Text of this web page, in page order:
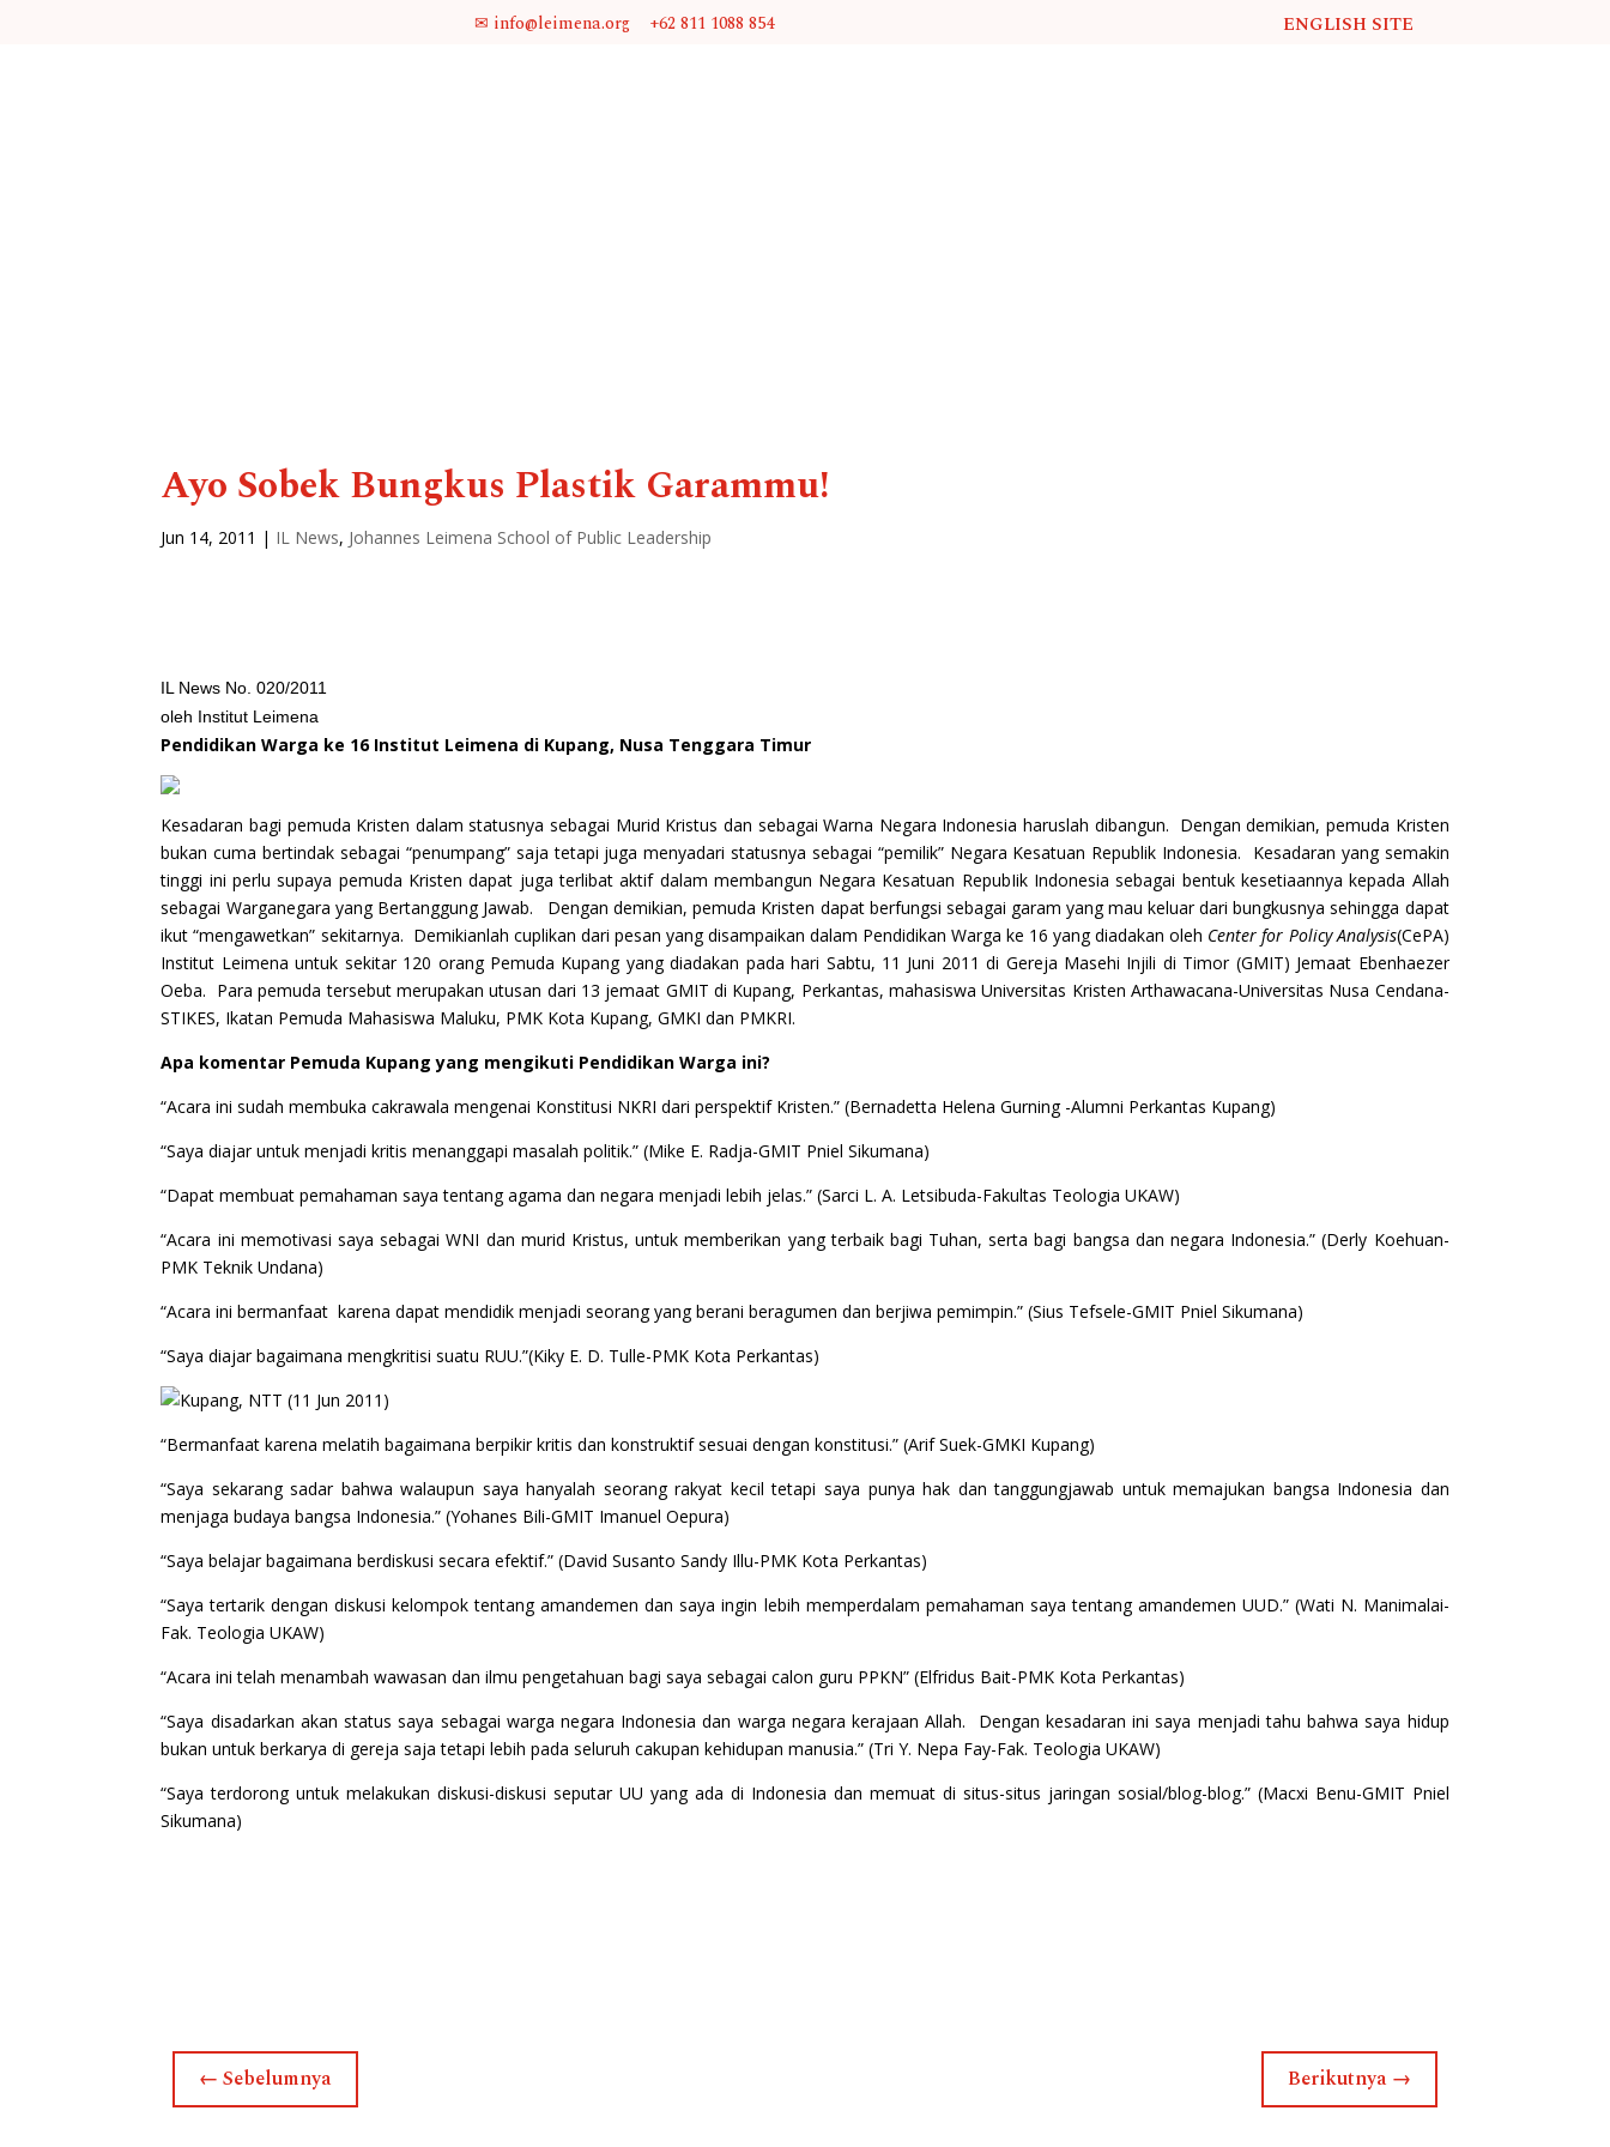
✉ info@leimena.org +62 811 1088 854 ENGLISH SITE
Ayo Sobek Bungkus Plastik Garammu!
Jun 14, 2011 | IL News, Johannes Leimena School of Public Leadership
IL News No. 020/2011
oleh Institut Leimena
Pendidikan Warga ke 16 Institut Leimena di Kupang, Nusa Tenggara Timur
Kesadaran bagi pemuda Kristen dalam statusnya sebagai Murid Kristus dan sebagai Warna Negara Indonesia haruslah dibangun. Dengan demikian, pemuda Kristen
bukan cuma bertindak sebagai “penumpang” saja tetapi juga menyadari statusnya sebagai “pemilik” Negara Kesatuan Republik Indonesia. Kesadaran yang semakin
tinggi ini perlu supaya pemuda Kristen dapat juga terlibat aktif dalam membangun Negara Kesatuan RepubIik Indonesia sebagai bentuk kesetiaannya kepada Allah
sebagai Warganegara yang Bertanggung Jawab. Dengan demikian, pemuda Kristen dapat berfungsi sebagai garam yang mau keluar dari bungkusnya sehingga dapat
ikut “mengawetkan” sekitarnya. Demikianlah cuplikan dari pesan yang disampaikan dalam Pendidikan Warga ke 16 yang diadakan oleh Center for Policy Analysis(CePA)
Institut Leimena untuk sekitar 120 orang Pemuda Kupang yang diadakan pada hari Sabtu, 11 Juni 2011 di Gereja Masehi Injili di Timor (GMIT) Jemaat Ebenhaezer
Oeba. Para pemuda tersebut merupakan utusan dari 13 jemaat GMIT di Kupang, Perkantas, mahasiswa Universitas Kristen Arthawacana-Universitas Nusa Cendana-
STIKES, Ikatan Pemuda Mahasiswa Maluku, PMK Kota Kupang, GMKI dan PMKRI.
Apa komentar Pemuda Kupang yang mengikuti Pendidikan Warga ini?
“Acara ini sudah membuka cakrawala mengenai Konstitusi NKRI dari perspektif Kristen.” (Bernadetta Helena Gurning -Alumni Perkantas Kupang)
“Saya diajar untuk menjadi kritis menanggapi masalah politik.” (Mike E. Radja-GMIT Pniel Sikumana)
“Dapat membuat pemahaman saya tentang agama dan negara menjadi lebih jelas.” (Sarci L. A. Letsibuda-Fakultas Teologia UKAW)
“Acara ini memotivasi saya sebagai WNI dan murid Kristus, untuk memberikan yang terbaik bagi Tuhan, serta bagi bangsa dan negara Indonesia.” (Derly Koehuan-
PMK Teknik Undana)
“Acara ini bermanfaat karena dapat mendidik menjadi seorang yang berani beragumen dan berjiwa pemimpin.” (Sius Tefsele-GMIT Pniel Sikumana)
“Saya diajar bagaimana mengkritisi suatu RUU.”(Kiky E. D. Tulle-PMK Kota Perkantas)
“Bermanfaat karena melatih bagaimana berpikir kritis dan konstruktif sesuai dengan konstitusi.” (Arif Suek-GMKI Kupang)
“Saya sekarang sadar bahwa walaupun saya hanyalah seorang rakyat kecil tetapi saya punya hak dan tanggungjawab untuk memajukan bangsa Indonesia dan
menjaga budaya bangsa Indonesia.” (Yohanes Bili-GMIT Imanuel Oepura)
“Saya belajar bagaimana berdiskusi secara efektif.” (David Susanto Sandy Illu-PMK Kota Perkantas)
“Saya tertarik dengan diskusi kelompok tentang amandemen dan saya ingin lebih memperdalam pemahaman saya tentang amandemen UUD.” (Wati N. Manimalai-
Fak. Teologia UKAW)
“Acara ini telah menambah wawasan dan ilmu pengetahuan bagi saya sebagai calon guru PPKN” (Elfridus Bait-PMK Kota Perkantas)
“Saya disadarkan akan status saya sebagai warga negara Indonesia dan warga negara kerajaan Allah. Dengan kesadaran ini saya menjadi tahu bahwa saya hidup
bukan untuk berkarya di gereja saja tetapi lebih pada seluruh cakupan kehidupan manusia.” (Tri Y. Nepa Fay-Fak. Teologia UKAW)
“Saya terdorong untuk melakukan diskusi-diskusi seputar UU yang ada di Indonesia dan memuat di situs-situs jaringan sosial/blog-blog.” (Macxi Benu-GMIT Pniel
Sikumana)
←Sebelumnya Berikutnya→